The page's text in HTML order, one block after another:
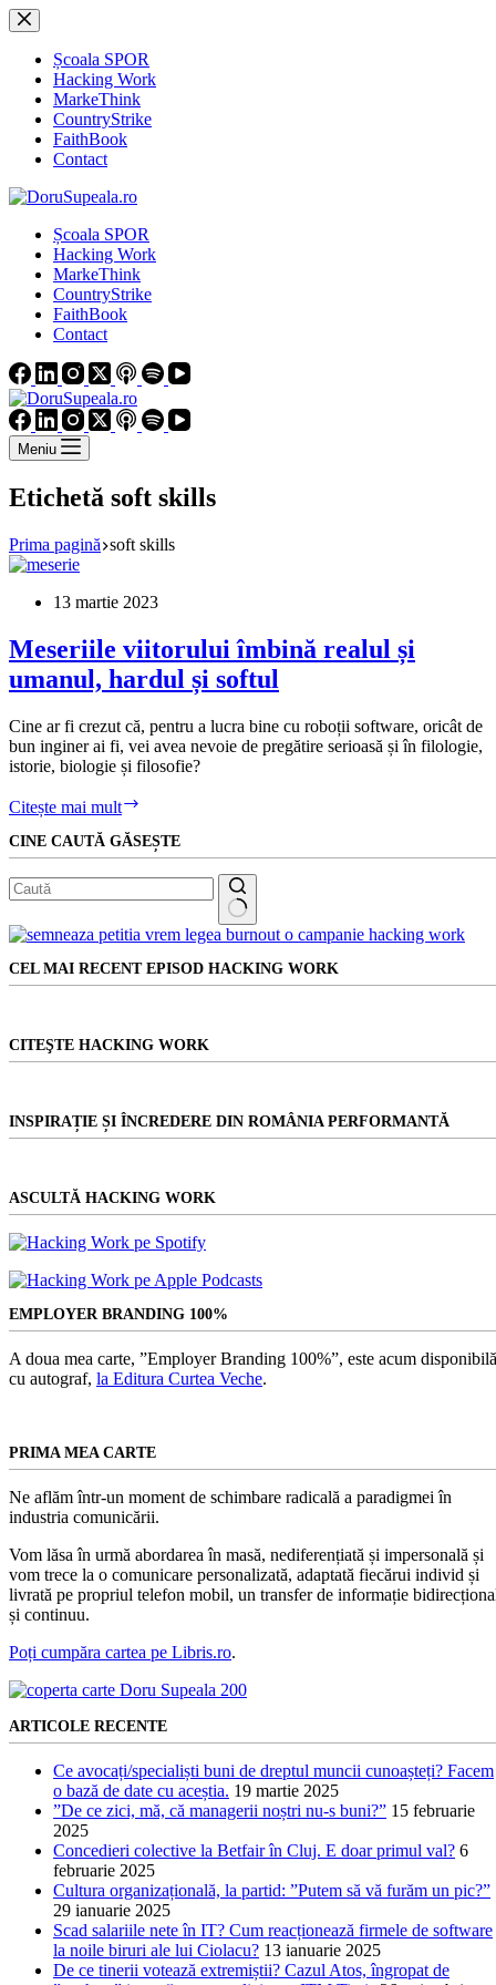
Sari
la
conținutȘcoala SPOR
Hacking Work
MarkeThink
CountryStrike
FaithBook
Contact
Școala SPOR
Hacking Work
MarkeThink
CountryStrike
FaithBook
Contact
Meniu
Etichetă soft skills
Prima pagină soft skills
13 martie 2023
Meseriile viitorului îmbină realul și
umanul, hardul și softul
Cine ar fi crezut că, pentru a lucra bine cu roboții software, oricât de
bun inginer ai fi, vei avea nevoie de pregătire serioasă și în filologie,
istorie, biologie și filosofie?
Citește mai mult
îmbină
realul
și
umanul,
și
softul
CINE CAUTĂ GĂSEȘTE
Niciun
CEL MAI RECENT EPISOD HACKING WORK
CITEŞTE HACKING WORK
INSPIRAȚIE ȘI ÎNCREDERE DIN ROMÂNIA PERFORMANTĂ
ASCULTĂ HACKING WORK
EMPLOYER BRANDING 100%
A doua mea carte, ”Employer Branding 100%”, este acum
cu autograf, la Editura Curtea Veche.
PRIMA MEA CARTE
Ne aflăm într-un moment de schimbare radicală a paradigmei în
industria comunicării.
Vom lăsa în urmă abordarea în masă, nediferențiată și impersonală și
vom trece la o comunicare personalizată, adaptată fiecărui individ și
livrată pe propriul telefon mobil, un transfer de informație
și continuu.
Poți cumpăra cartea pe Libris.ro.
ARTICOLE RECENTE
Ce avocați/specialiști buni de dreptul muncii cunoașteți? Facem
o bază de date cu aceștia. 19 martie 2025
”De ce zici, mă, că managerii noștri nu-s buni?” 15 februarie
2025
Concedieri colective la Betfair în Cluj. E doar primul val? 6
februarie 2025
Cultura organizațională, la partid: ”Putem să vă furăm un pic?”
29 ianuarie 2025
Scad salariile nete în IT? Cum reacționează firmele de software
la noile biruri ale lui Ciolacu? 13 ianuarie 2025
De ce tinerii votează extremiștii? Cazul Atos, îngropat de